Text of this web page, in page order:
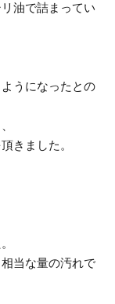
油で詰まってい
うになったとの
きました。
当な量の汚れで